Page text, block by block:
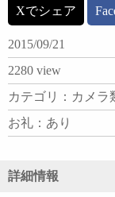
Xでシェア
2015/09/21
2280 view
カテゴリ：カメラ
お礼：あり
詳細情報